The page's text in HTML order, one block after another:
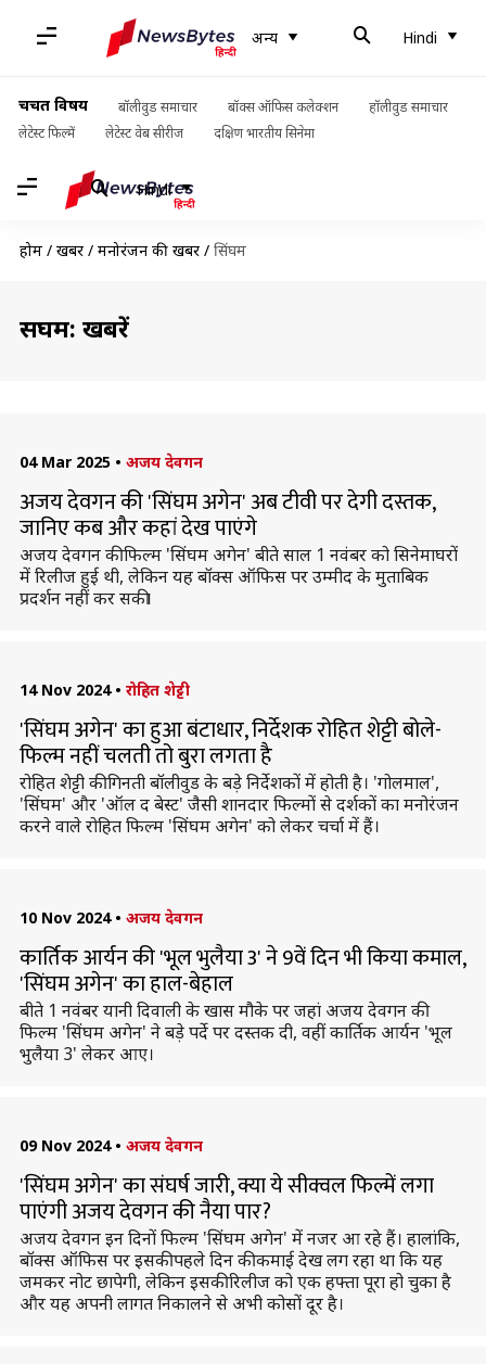
अन्य Hindi
चर्चित विषय बॉलीवुड समाचार बॉक्स ऑफिस कलेक्शन
हॉलीवुड समाचार
लेटेस्ट फिल्में
लेटेस्ट वेब सीरीज दक्षिण भारतीय सिनेमा
Hindi
होम / खबरें / मनोरंजन की खबरें / सिंघम
सिंघम: खबरें
04 Mar 2025 • अजय देवगन
अजय देवगन की 'सिंघम अगेन' अब टीवी पर देगी दस्तक,
जानिए कब और कहां देख पाएंगे
अजय देवगन की फिल्म 'सिंघम अगेन' बीते साल 1 नवंबर को सिनेमाघरों
में रिलीज हुई थी, लेकिन यह बॉक्स ऑफिस पर उम्मीद के मुताबिक
प्रदर्शन नहीं कर सकी।
14 Nov 2024 • रोहित शेट्टी
'सिंघम अगेन' का हुआ बंटाधार, निर्देशक रोहित शेट्टी बोले-
फिल्म नहीं चलती तो बुरा लगता है
रोहित शेट्टी की गिनती बॉलीवुड के बड़े निर्देशकों में होती है। 'गोलमाल',
'सिंघम' और 'ऑल द बेस्ट' जैसी शानदार फिल्माें से दर्शकों का मनोरंजन
करने वाले रोहित फिल्म 'सिंघम अगेन' को लेकर चर्चा में हैं।
10 Nov 2024 • अजय देवगन
कार्तिक आर्यन की 'भूल भुलैया 3' ने 9वें दिन भी किया कमाल,
'सिंघम अगेन' का हाल-बेहाल
बीते 1 नवंबर यानी दिवाली के खास मौके पर जहां अजय देवगन की
फिल्म 'सिंघम अगेन' ने बड़े पर्दे पर दस्तक दी, वहीं कार्तिक आर्यन 'भूल
भुलैया 3' लेकर आए।
09 Nov 2024 • अजय देवगन
'सिंघम अगेन' का संघर्ष जारी, क्या ये सीक्वल फिल्में लगा
पाएंगी अजय देवगन की नैया पार?
अजय देवगन इन दिनों फिल्म 'सिंघम अगेन' में नजर आ रहे हैं। हालांकि,
बॉक्स ऑफिस पर इसकी पहले दिन की कमाई देख लग रहा था कि यह
जमकर नोट छापेगी, लेकिन इसकी रिलीज को एक हफ्ता पूरा हो चुका है
और यह अपनी लागत निकालने से अभी कोसों दूर है।